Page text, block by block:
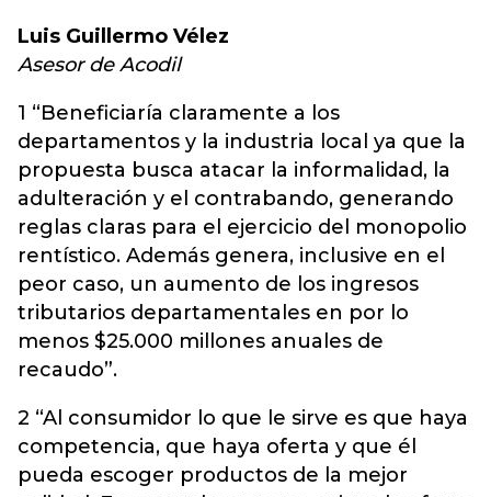
Luis Guillermo Vélez
Asesor de Acodil
1 “Beneficiaría claramente a los
departamentos y la industria local ya que la
propuesta busca atacar la informalidad, la
adulteración y el contrabando, generando
reglas claras para el ejercicio del monopolio
rentístico. Además genera, inclusive en el
peor caso, un aumento de los ingresos
tributarios departamentales en por lo
menos $25.000 millones anuales de
recaudo”.
2 “Al consumidor lo que le sirve es que haya
competencia, que haya oferta y que él
pueda escoger productos de la mejor